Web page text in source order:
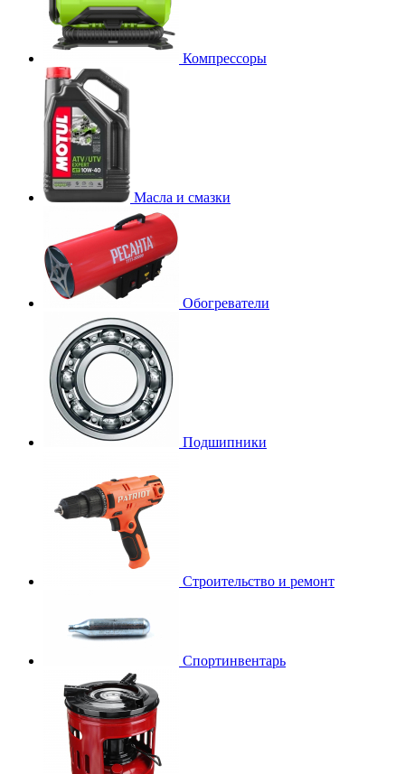
Компрессоры
Масла и смазки
Обогреватели
Подшипники
Строительство и ремонт
Спортинвентарь